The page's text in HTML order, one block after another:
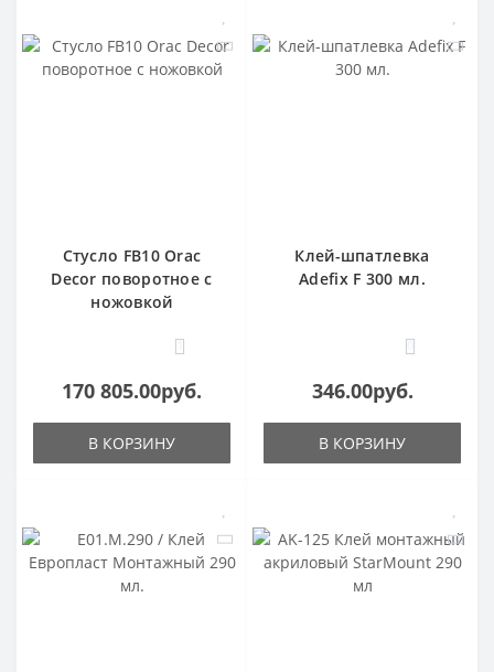
Стусло FB10 Orac
Decor поворотное с
ножовкой
1
170 805.00руб.
В КОРЗИНУ
Клей-шпатлевка
Adefix F 300 мл.
0
346.00руб.
В КОРЗИНУ